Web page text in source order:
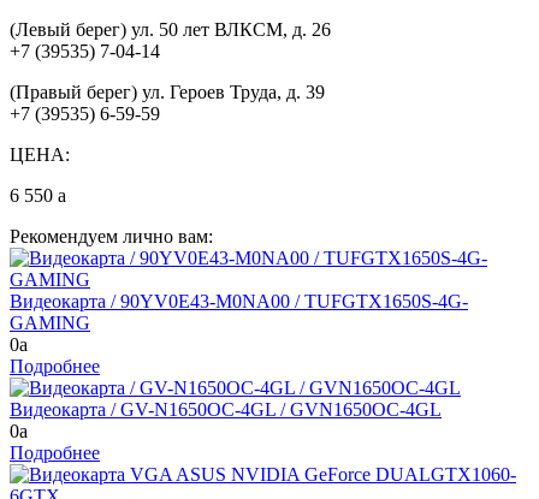
(Левый берег) ул. 50 лет ВЛКСМ, д. 26
+7 (39535) 7-04-14
(Правый берег) ул. Героев Труда, д. 39
+7 (39535) 6-59-59
ЦЕНА:
6 550 a
Рекомендуем лично вам:
Видеокарта / 90YV0E43-M0NA00 / TUFGTX1650S-4G-
GAMING
0a
Подробнее
Видеокарта / GV-N1650OC-4GL / GVN1650OC-4GL
0a
Подробнее